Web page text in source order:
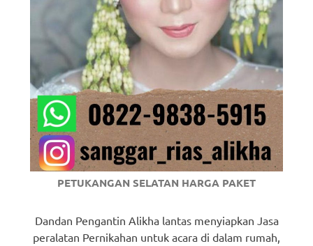
PETUKANGAN SELATAN HARGA PAKET
Dandan Pengantin Alikha lantas menyiapkan Jasa
peralatan Pernikahan untuk acara di dalam rumah,